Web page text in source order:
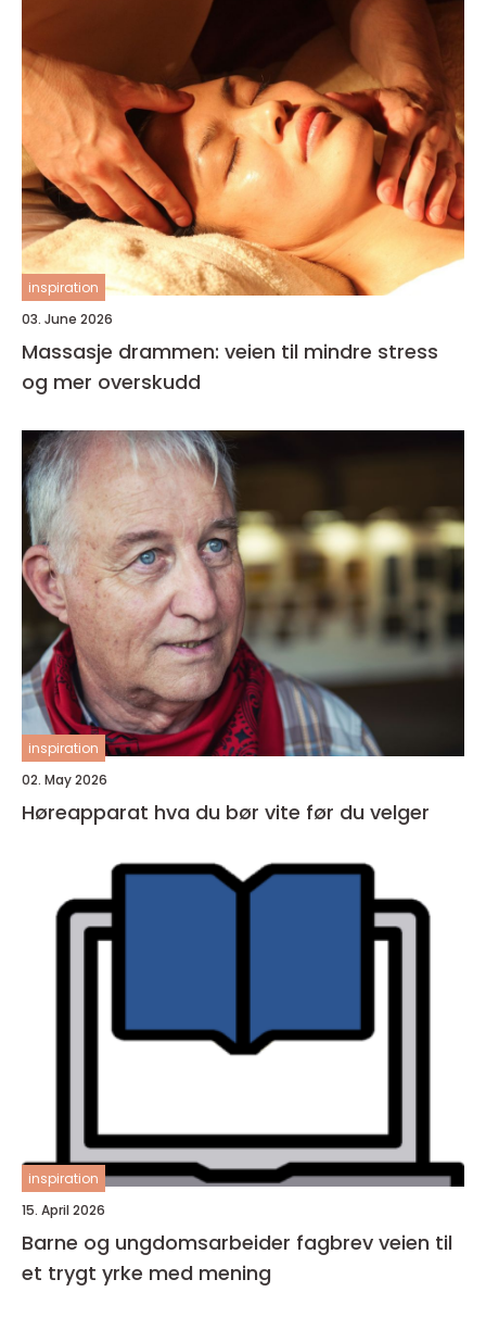
inspiration
03. June 2026
Massasje drammen: veien til mindre stress
og mer overskudd
inspiration
02. May 2026
Høreapparat hva du bør vite før du velger
inspiration
15. April 2026
Barne og ungdomsarbeider fagbrev veien til
et trygt yrke med mening